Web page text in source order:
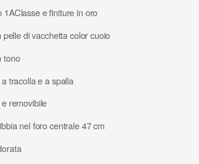
1AClasse e finiture in oro
di vacchetta color cuoio
tono
tracolla e a spalla
removibile
nel foro centrale 47 cm